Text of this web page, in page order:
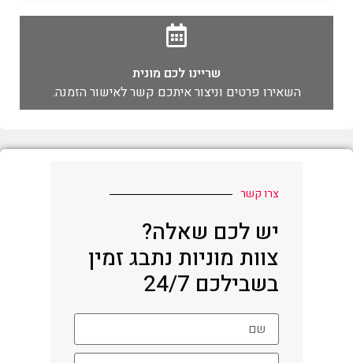
שריינו לכם מונית
השאירו פרטים וניצור איתכם קשר לאישור הזמנה.
צרו קשר
יש לכם שאלה?
צוות מוניות נתבג זמין
בשבילכם 24/7